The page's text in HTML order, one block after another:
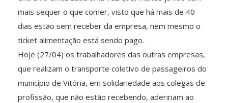
mais sequer o que comer, visto que há mais de 40
dias estão sem receber da empresa, nem mesmo o
ticket alimentação está sendo pago.
Hoje (27/04) os trabalhadores das outras empresas,
que realizam o transporte coletivo de passageiros do
município de Vitória, em solidariedade aos colegas de
profissão, que não estão recebendo, adeririam ao